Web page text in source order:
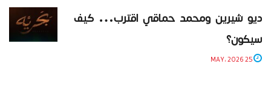
ديو شيرين ومحمد حماقي اقترب… كيف
سيكون؟